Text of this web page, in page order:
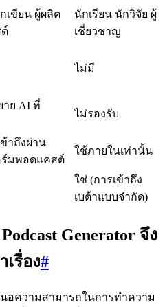
เขียน ผู้ผลิต
นักเรียน นักวิจัย ผู้
เชี่ยวชาญ
ไม่มี
าย AI ที่
ไม่รองรับ
ข้าถึงผ่าน
มพอดแคสต์
ใช้ภายในเท่านั้น
ใช่ (การเข้าถึง
เบต้าแบบจำกัด)
Generator จึง
รื่อง#
นอความสามารถในการทำความ